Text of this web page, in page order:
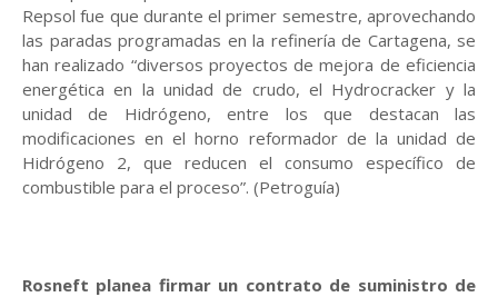
Repsol fue que durante el primer semestre, aprovechando
las paradas programadas en la refinería de Cartagena, se
han realizado “diversos proyectos de mejora de eficiencia
energética en la unidad de crudo, el Hydrocracker y la
unidad de Hidrógeno, entre los que destacan las
modificaciones en el horno reformador de la unidad de
Hidrógeno 2, que reducen el consumo específico de
combustible para el proceso”. (Petroguía)
Rosneft planea firmar un contrato de suministro de